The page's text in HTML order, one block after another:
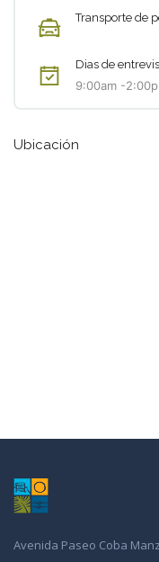
Transporte de
Dias de
9:00am -
Ubicación
Avenida Paseo Coba